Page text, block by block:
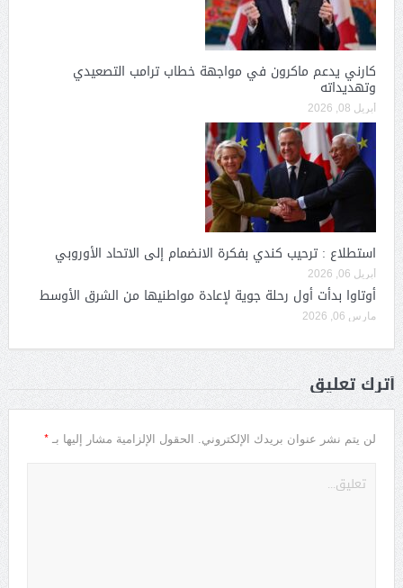
كارني يدعم ماكرون في مواجهة خطاب ترامب التصعيدي
وتهديداته
أبريل 08, 2026
استطلاع : ترحيب كندي بفكرة الانضمام إلى الاتحاد الأوروبي
أبريل 06, 2026
أوتاوا بدأت أول رحلة جوية لإعادة مواطنيها من الشرق الأوسط
مارس 06, 2026
أترك تعليق
لن يتم نشر عنوان بريدك الإلكتروني. الحقول الإلزامية مشار إليها بـ *